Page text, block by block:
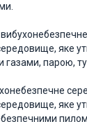
яке
газами, парою,
яке
пилом